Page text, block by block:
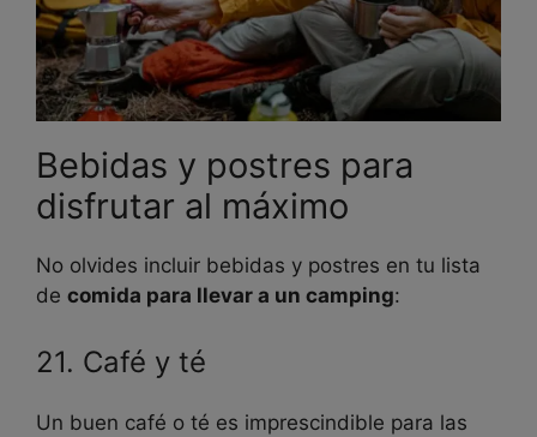
Bebidas y postres para
disfrutar al máximo
No olvides incluir bebidas y postres en tu lista
de comida para llevar a un camping:
21. Café y té
Un buen café o té es imprescindible para las